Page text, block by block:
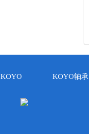
KOYO KOYO轴承